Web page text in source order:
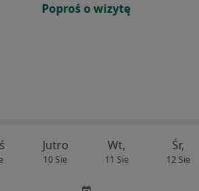
Poproś o wizytę
Jutro
10 Sie
Wt,
11 Sie
Śr,
12 Sie